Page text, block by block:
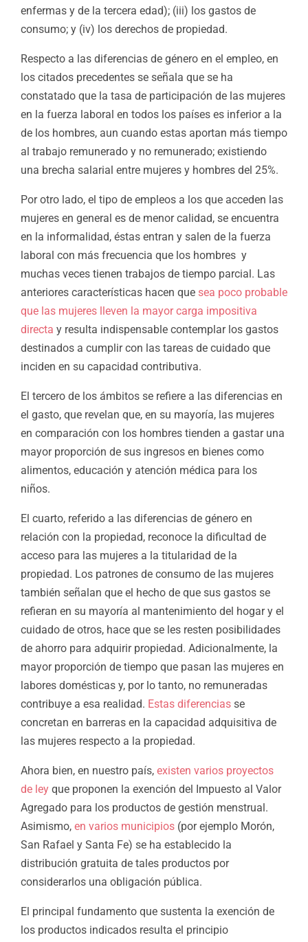
enfermas y de la tercera edad); (iii) los gastos de
consumo; y (iv) los derechos de propiedad.
Respecto a las diferencias de género en el empleo, en
los citados precedentes se señala que se ha
constatado que la tasa de participación de las mujeres
en la fuerza laboral en todos los países es inferior a la
de los hombres, aun cuando estas aportan más tiempo
al trabajo remunerado y no remunerado; existiendo
una brecha salarial entre mujeres y hombres del 25%.
Por otro lado, el tipo de empleos a los que acceden las
mujeres en general es de menor calidad, se encuentra
en la informalidad, éstas entran y salen de la fuerza
laboral con más frecuencia que los hombres y
muchas veces tienen trabajos de tiempo parcial. Las
anteriores características hacen que sea poco probable
que las mujeres lleven la mayor carga impositiva
directa y resulta indispensable contemplar los gastos
destinados a cumplir con las tareas de cuidado que
inciden en su capacidad contributiva.
El tercero de los ámbitos se refiere a las diferencias en
el gasto, que revelan que, en su mayoría, las mujeres
en comparación con los hombres tienden a gastar una
mayor proporción de sus ingresos en bienes como
alimentos, educación y atención médica para los
niños.
El cuarto, referido a las diferencias de género en
relación con la propiedad, reconoce la dificultad de
acceso para las mujeres a la titularidad de la
propiedad. Los patrones de consumo de las mujeres
también señalan que el hecho de que sus gastos se
refieran en su mayoría al mantenimiento del hogar y el
cuidado de otros, hace que se les resten posibilidades
de ahorro para adquirir propiedad. Adicionalmente, la
mayor proporción de tiempo que pasan las mujeres en
labores domésticas y, por lo tanto, no remuneradas
contribuye a esa realidad. Estas diferencias se
concretan en barreras en la capacidad adquisitiva de
las mujeres respecto a la propiedad.
Ahora bien, en nuestro país, existen varios proyectos
de ley que proponen la exención del Impuesto al Valor
Agregado para los productos de gestión menstrual.
Asimismo, en varios municipios (por ejemplo Morón,
San Rafael y Santa Fe) se ha establecido la
distribución gratuita de tales productos por
considerarlos una obligación pública.
El principal fundamento que sustenta la exención de
los productos indicados resulta el principio